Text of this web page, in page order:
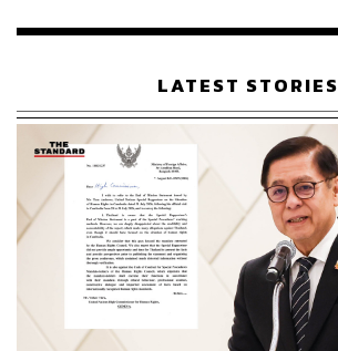
เรือนไทยที่ถูกซุกไว้
LATEST STORIES